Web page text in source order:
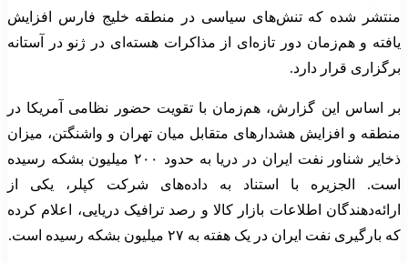
منتشر شده که تنش‌های سیاسی در منطقه خلیج فارس افزایش
یافته و هم‌زمان دور تازه‌ای از مذاکرات هسته‌ای در ژنو در آستانه
برگزاری قرار دارد.
بر اساس این گزارش، هم‌زمان با تقویت حضور نظامی آمریکا در
منطقه و افزایش هشدارهای متقابل میان تهران و واشنگتن، میزان
ذخایر شناور نفت ایران در دریا به حدود ۲۰۰ میلیون بشکه رسیده
است. الجزیره با استناد به داده‌های شرکت کپلر، یکی از
ارائه‌دهندگان اطلاعات بازار کالا و رصد ترافیک دریایی، اعلام کرده
که بارگیری نفت ایران در یک هفته به ۲۷ میلیون بشکه رسیده است.